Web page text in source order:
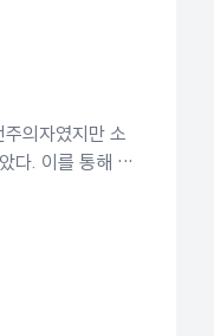
의자였지만 소
다. 이를 통해 그
다. 그는 그것이
믿었다. 그의 장
파시스트 정권